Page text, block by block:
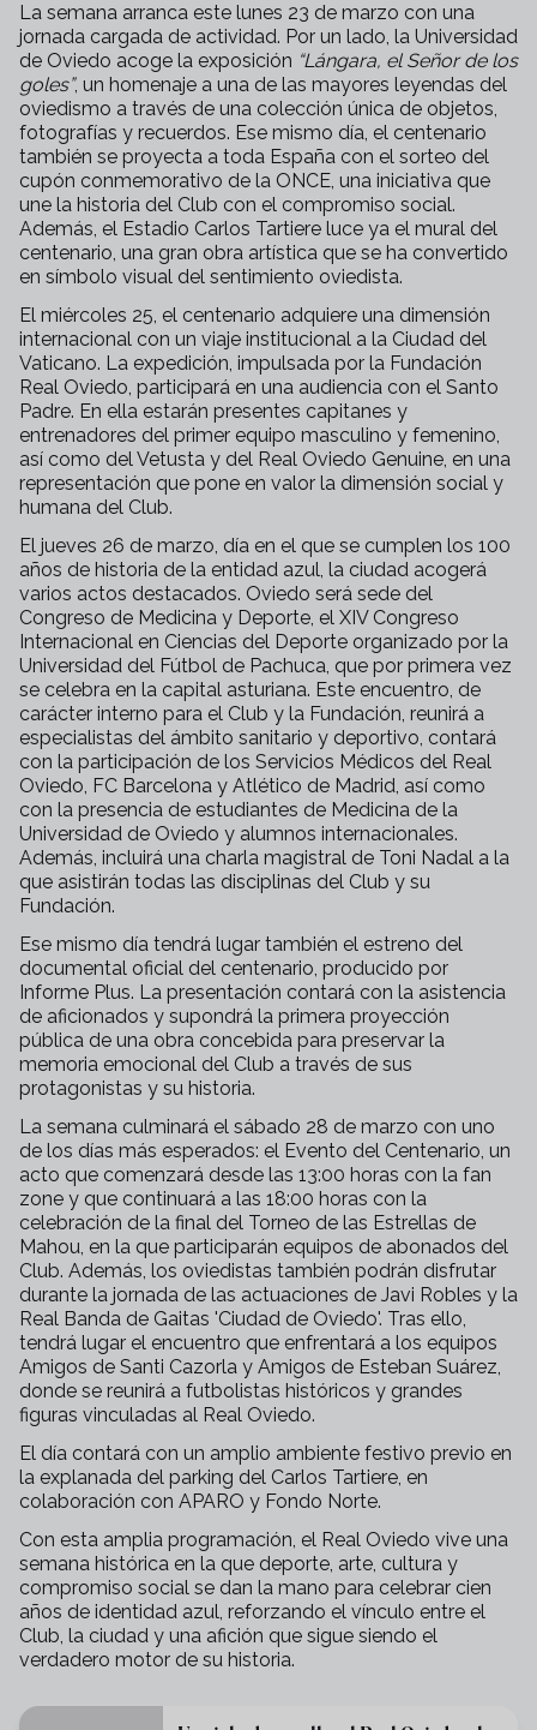
La semana arranca este lunes 23 de marzo con una
jornada cargada de actividad. Por un lado, la Universidad
de Oviedo acoge la exposición “Lángara, el Señor de los
goles”, un homenaje a una de las mayores leyendas del
oviedismo a través de una colección única de objetos,
fotografías y recuerdos. Ese mismo día, el centenario
también se proyecta a toda España con el sorteo del
cupón conmemorativo de la ONCE, una iniciativa que
une la historia del Club con el compromiso social.
Además, el Estadio Carlos Tartiere luce ya el mural del
centenario, una gran obra artística que se ha convertido
en símbolo visual del sentimiento oviedista.
El miércoles 25, el centenario adquiere una dimensión
internacional con un viaje institucional a la Ciudad del
Vaticano. La expedición, impulsada por la Fundación
Real Oviedo, participará en una audiencia con el Santo
Padre. En ella estarán presentes capitanes y
entrenadores del primer equipo masculino y femenino,
así como del Vetusta y del Real Oviedo Genuine, en una
representación que pone en valor la dimensión social y
humana del Club.
El jueves 26 de marzo, día en el que se cumplen los 100
años de historia de la entidad azul, la ciudad acogerá
varios actos destacados. Oviedo será sede del
Congreso de Medicina y Deporte, el XIV Congreso
Internacional en Ciencias del Deporte organizado por la
Universidad del Fútbol de Pachuca, que por primera vez
se celebra en la capital asturiana. Este encuentro, de
carácter interno para el Club y la Fundación, reunirá a
especialistas del ámbito sanitario y deportivo, contará
con la participación de los Servicios Médicos del Real
Oviedo, FC Barcelona y Atlético de Madrid, así como
con la presencia de estudiantes de Medicina de la
Universidad de Oviedo y alumnos internacionales.
Además, incluirá una charla magistral de Toni Nadal a la
que asistirán todas las disciplinas del Club y su
Fundación.
Ese mismo día tendrá lugar también el estreno del
documental oficial del centenario, producido por
Informe Plus. La presentación contará con la asistencia
de aficionados y supondrá la primera proyección
pública de una obra concebida para preservar la
memoria emocional del Club a través de sus
protagonistas y su historia.
La semana culminará el sábado 28 de marzo con uno
de los días más esperados: el Evento del Centenario, un
acto que comenzará desde las 13:00 horas con la fan
zone y que continuará a las 18:00 horas con la
celebración de la final del Torneo de las Estrellas de
Mahou, en la que participarán equipos de abonados del
Club. Además, los oviedistas también podrán disfrutar
durante la jornada de las actuaciones de Javi Robles y la
Real Banda de Gaitas 'Ciudad de Oviedo'. Tras ello,
tendrá lugar el encuentro que enfrentará a los equipos
Amigos de Santi Cazorla y Amigos de Esteban Suárez,
donde se reunirá a futbolistas históricos y grandes
figuras vinculadas al Real Oviedo.
El día contará con un amplio ambiente festivo previo en
la explanada del parking del Carlos Tartiere, en
colaboración con APARO y Fondo Norte.
Con esta amplia programación, el Real Oviedo vive una
semana histórica en la que deporte, arte, cultura y
compromiso social se dan la mano para celebrar cien
años de identidad azul, reforzando el vínculo entre el
Club, la ciudad y una afición que sigue siendo el
verdadero motor de su historia.